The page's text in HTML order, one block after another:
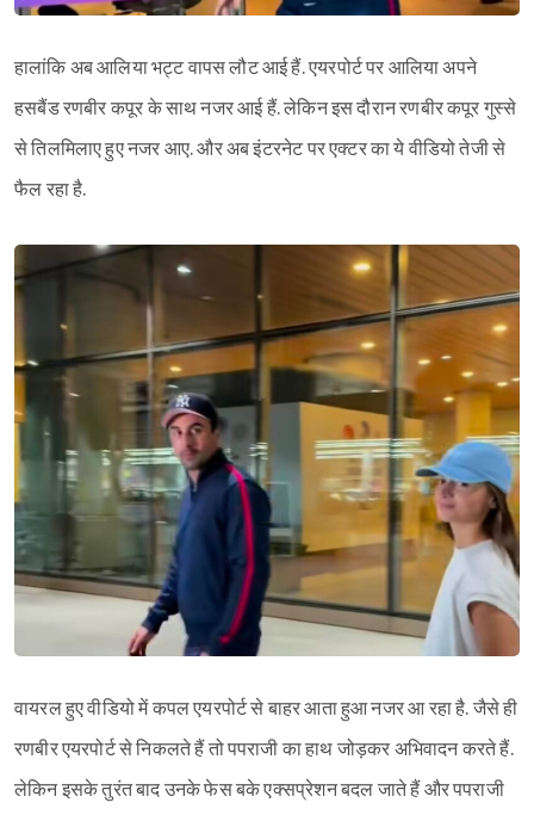
हालांकि अब आलिया भट्ट वापस लौट आई हैं. एयरपोर्ट पर आलिया अपने
हसबैंड रणबीर कपूर के साथ नजर आई हैं. लेकिन इस दौरान रणबीर कपूर गुस्से
से तिलमिलाए हुए नजर आए. और अब इंटरनेट पर एक्टर का ये वीडियो तेजी से
फैल रहा है.
वायरल हुए वीडियो में कपल एयरपोर्ट से बाहर आता हुआ नजर आ रहा है. जैसे ही
रणबीर एयरपोर्ट से निकलते हैं तो पपराजी का हाथ जोड़कर अभिवादन करते हैं.
लेकिन इसके तुरंत बाद उनके फेस बके एक्सप्रेशन बदल जाते हैं और पपराजी